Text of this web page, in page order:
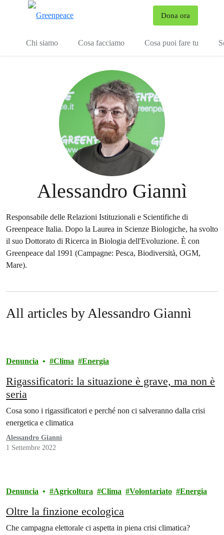
Dona ora
Chi siamo Cosa facciamo Cosa puoi fare tu
Alessandro Giannì
Responsabile delle Relazioni Istituzionali e Scientifiche di
Greenpeace Italia. Dopo la Laurea in Scienze Biologiche, ha svolto
il suo Dottorato di Ricerca in Biologia dell'Evoluzione. È con
Greenpeace dal 1991 (Campagne: Pesca, Biodiversità, OGM,
Mare).
All articles by Alessandro Giannì
Denuncia Clima Energia
Rigassificatori: la situazione è grave, ma non è
seria
Cosa sono i rigassificatori e perché non ci salveranno dalla crisi
energetica e climatica
Alessandro Giannì
1 Settembre 2022
Denuncia Agricoltura Clima Volontariato Energia
Oltre la finzione ecologica
Che campagna elettorale ci aspetta in piena crisi climatica?